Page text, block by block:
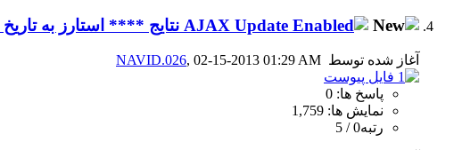
نتايج **** استارز به تاريخ 14 فوريه 2013(26 بهمن 1391)
آغاز شده توسط NAVID.026, 02-15-2013 01:29 AM
پاسخ ها: 0
نمایش ها: 1,759
رتبه0 / 5